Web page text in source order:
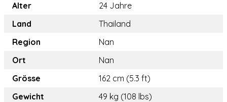
Alter
24 Jahre
Land
Thailand
Region
Nan
Ort
Nan
Grösse
162 cm (5.3 ft)
Gewicht
49 kg (108 lbs)